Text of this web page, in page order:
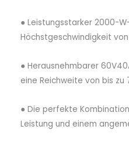
● Leistungsstarker 2000-
Höchstgeschwindigkeit
● Herausnehmbarer
eine Reichweite von bis zu
● Die perfekte
Leistung und einem